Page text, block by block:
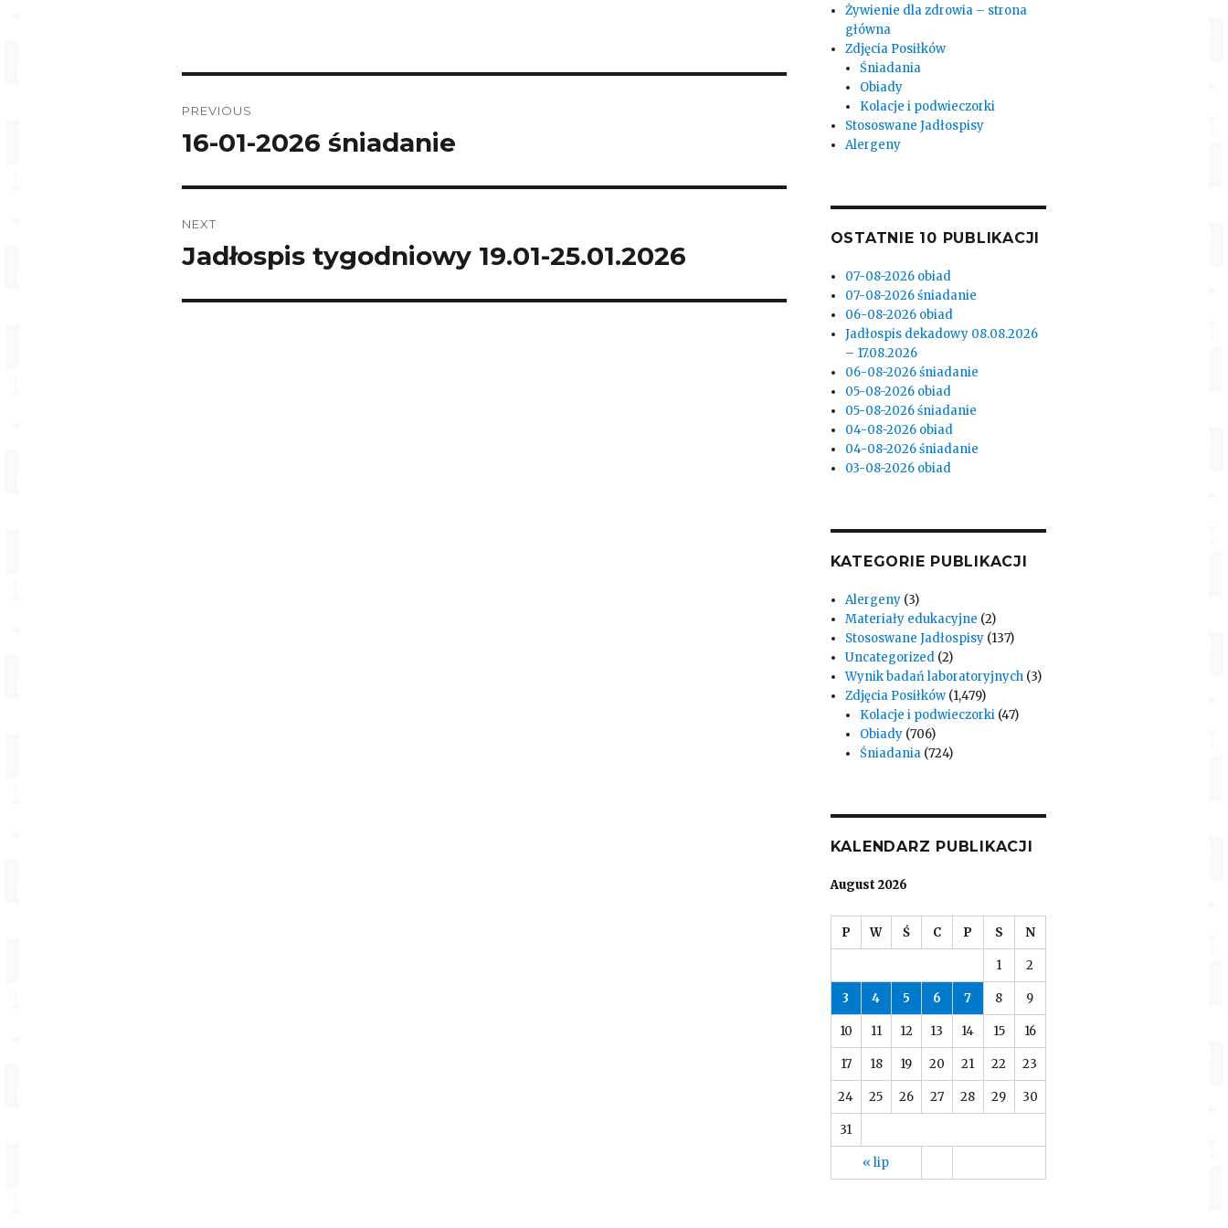
navigation
PREVIOUS
Previous
16-01-2026 śniadanie
NEXT
Next
Jadłospis tygodniowy 19.01-25.01.2026
Żywienie dla zdrowia – strona
główna
Zdjęcia Posiłków
Śniadania
Obiady
Kolacje i podwieczorki
Stososwane Jadłospisy
Alergeny
OSTATNIE 10 PUBLIKACJI
07-08-2026 obiad
07-08-2026 śniadanie
06-08-2026 obiad
Jadłospis dekadowy 08.08.2026
– 17.08.2026
06-08-2026 śniadanie
05-08-2026 obiad
05-08-2026 śniadanie
04-08-2026 obiad
04-08-2026 śniadanie
03-08-2026 obiad
KATEGORIE PUBLIKACJI
Alergeny(3)
Materiały edukacyjne (2)
Stososwane Jadłospisy(137)
Uncategorized(2)
Wynik badań laboratoryjnych(3)
Zdjęcia Posiłków(1,479)
Kolacje i podwieczorki (47)
Obiady (706)
Śniadania (724)
KALENDARZ PUBLIKACJI
August 2026
P W Ś C P S N
« lip
1 2
3 4 5 6 7 8 9
10 11 12 13 14 15 16
17 18 19 20 21 22 23
24 25 26 27 28 29 30
31